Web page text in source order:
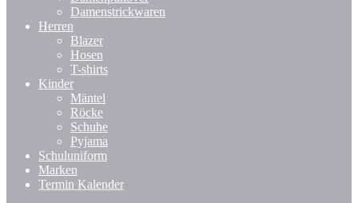
Damenstrickwaren
Herren
Blazer
Hosen
T-shirts
Kinder
Mäntel
Röcke
Schuhe
Pyjama
Schuluniform
Marken
Termin Kalender